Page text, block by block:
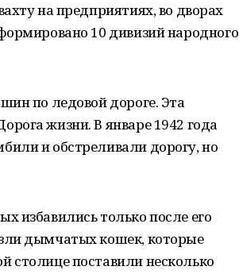
на предприятиях, во дворах
10 дивизий народного
по ледовой дороге. Эта
жизни. В январе 1942 года
и обстреливали дорогу, но
избавились только после его
дымчатых кошек, которые
поставили несколько